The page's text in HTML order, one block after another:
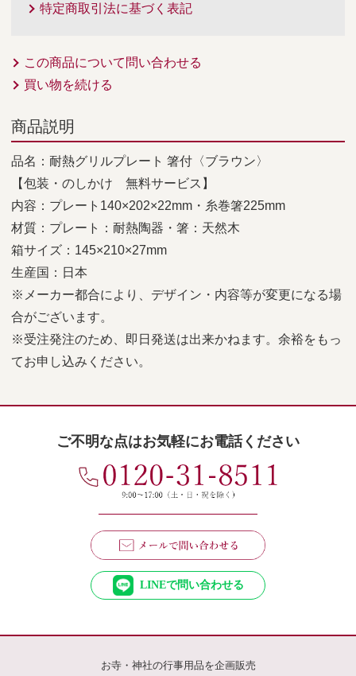
特定商取引法に基づく表記
この商品について問い合わせる
買い物を続ける
商品説明
品名：耐熱グリルプレート 箸付〈ブラウン〉
【包装・のしかけ 無料サービス】
内容：プレート140×202×22mm・糸巻箸225mm
材質：プレート：耐熱陶器・箸：天然木
箱サイズ：145×210×27mm
生産国：日本
※メーカー都合により、デザイン・内容等が変更になる場
合がございます。
※受注発注のため、即日発送は出来かねます。余裕をもっ
てお申し込みください。
ご不明な点はお気軽にお電話ください
LINEで問い合わせる
お寺・神社の行事用品を企画販売